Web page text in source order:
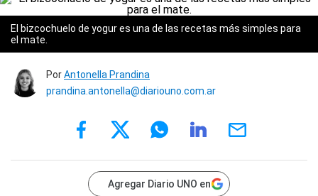
El bizcochuelo de yogur es una de las recetas más simples para
el mate.
PorAntonella Prandina
prandina.antonella@diariouno.com.ar
Agregar Diario UNO en